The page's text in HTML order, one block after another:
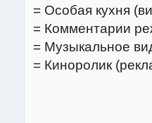
= Особая кухня
= Комментарии
= Музыкальное
= Киноролик